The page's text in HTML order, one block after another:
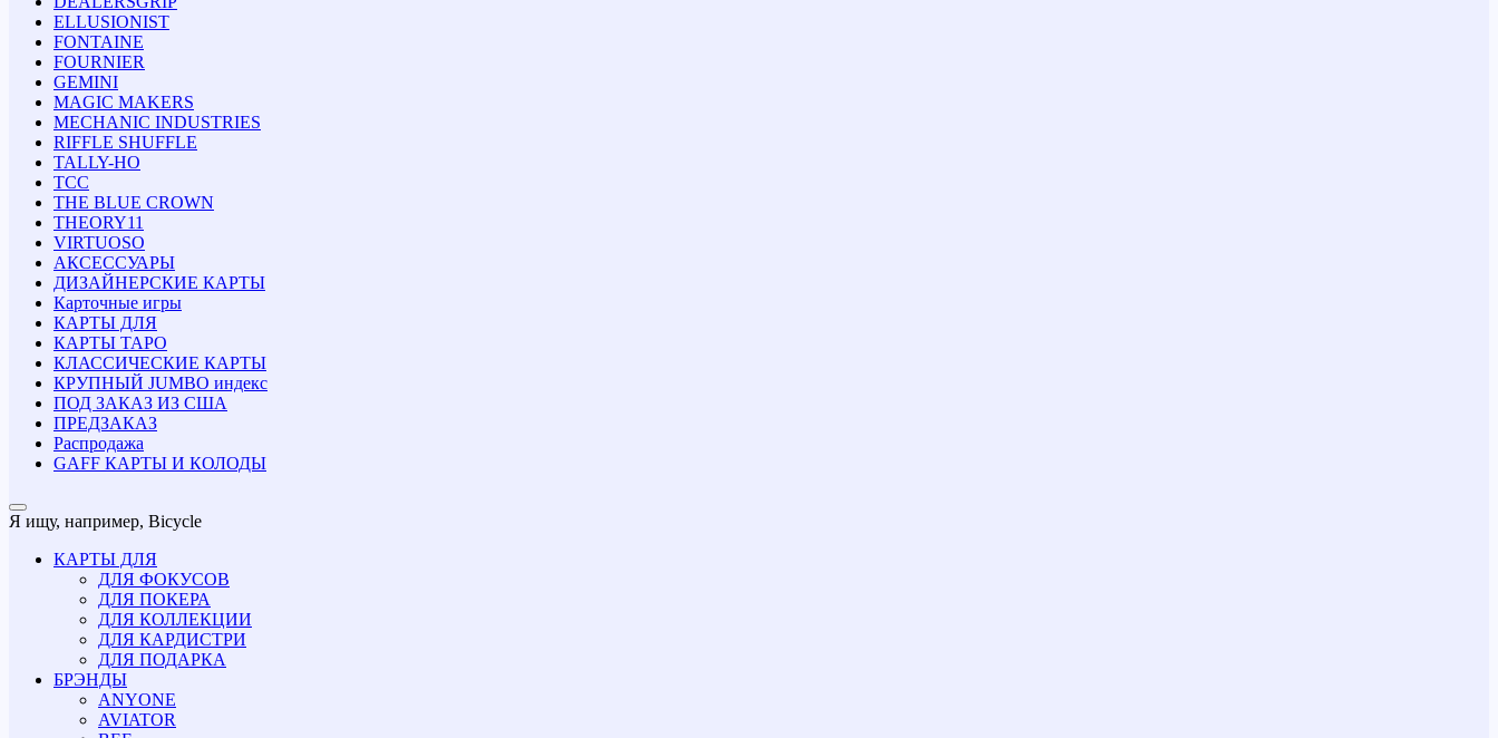
ELLUSIONIST
FONTAINE
FOURNIER
GEMINI
MAGIC MAKERS
MECHANIC INDUSTRIES
RIFFLE SHUFFLE
TALLY-HO
TCC
THE BLUE CROWN
THEORY11
VIRTUOSO
АКСЕССУАРЫ
ДИЗАЙНЕРСКИЕ КАРТЫ
Карточные игры
КАРТЫ ДЛЯ
КАРТЫ ТАРО
КЛАССИЧЕСКИЕ КАРТЫ
КРУПНЫЙ JUMBO индекс
ПОД ЗАКАЗ ИЗ США
ПРЕДЗАКАЗ
Распродажа
GAFF КАРТЫ И КОЛОДЫ
Я ищу, например, Bicycle
КАРТЫ ДЛЯ
ДЛЯ ФОКУСОВ
ДЛЯ ПОКЕРА
ДЛЯ КОЛЛЕКЦИИ
ДЛЯ КАРДИСТРИ
ДЛЯ ПОДАРКА
БРЭНДЫ
ANYONE
AVIATOR